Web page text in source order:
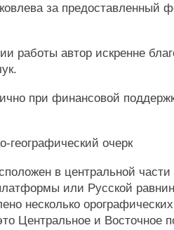
за предоставленный
работы автор искренне
при финансовой
географический очерк
в центральной части
или Русской
несколько
Центральное и Восточное